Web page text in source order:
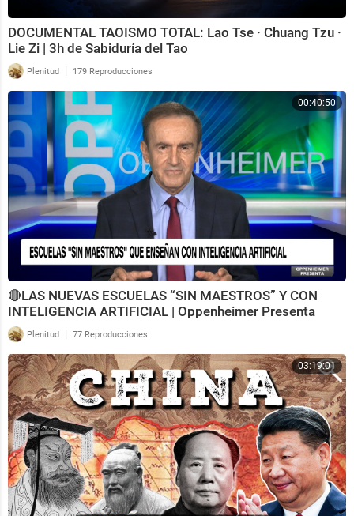
DOCUMENTAL TAOISMO TOTAL: Lao Tse · Chuang Tzu ·
Lie Zi | 3h de Sabiduría del Tao
Plenitud | 179 Reproducciones
00:40:50
🔴LAS NUEVAS ESCUELAS “SIN MAESTROS” Y CON
INTELIGENCIA ARTIFICIAL | Oppenheimer Presenta
Plenitud | 77 Reproducciones
03:19:01